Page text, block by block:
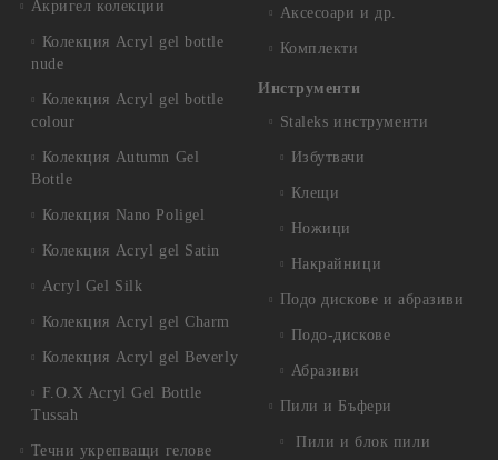
Акригел колекции
Колекция Acryl gel bottle
nude
Колекция Acryl gel bottle
colour
Колекция Autumn Gel
Bottle
Колекция Nano Poligel
Колекция Acryl gel Satin
Acryl Gel Silk
Колекция Acryl gel Charm
Колекция Acryl gel Beverly
F.O.X Acryl Gel Bottle
Tussah
Течни укрепващи гелове
Аксесоари и др.
Комплекти
Инструменти
Staleks инструменти
Избутвачи
Клещи
Ножици
Накрайници
Подо дискове и абразиви
Подо-дискове
Абразиви
Пили и Бъфери
Пили и блок пили